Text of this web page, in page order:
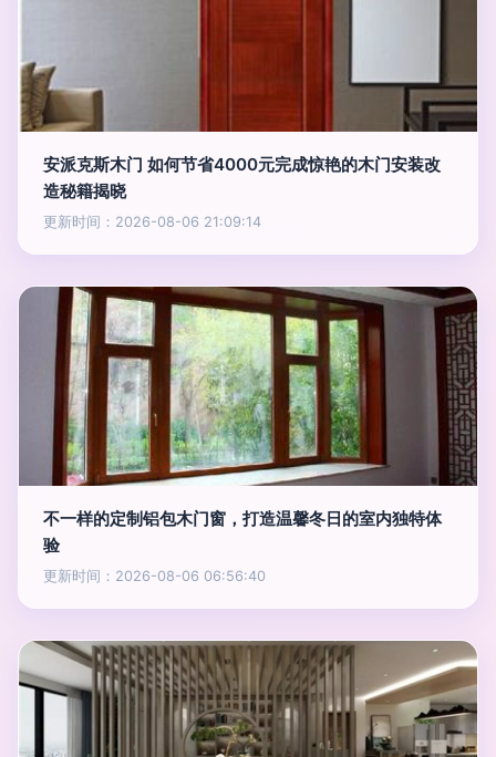
安派克斯木门 如何节省4000元完成惊艳的木门安装改
造秘籍揭晓
更新时间：2026-08-06 21:09:14
不一样的定制铝包木门窗，打造温馨冬日的室内独特体
验
更新时间：2026-08-06 06:56:40